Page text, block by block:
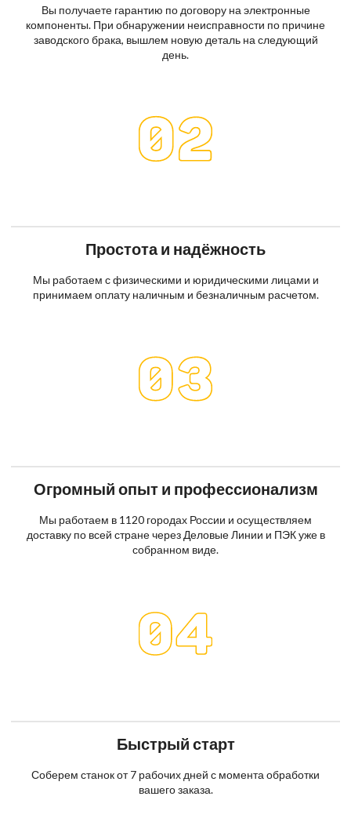
Вы получаете гарантию по договору на электронные
компоненты. При обнаружении неисправности по причине
заводского брака, вышлем новую деталь на следующий
день.
Простота и надёжность
Мы работаем с физическими и юридическими лицами и
принимаем оплату наличным и безналичным расчетом.
Огромный опыт и профессионализм
Мы работаем в 1120 городах России и осуществляем
доставку по всей стране через Деловые Линии и ПЭК уже в
собранном виде.
Быстрый старт
Соберем станок от 7 рабочих дней с момента обработки
вашего заказа.